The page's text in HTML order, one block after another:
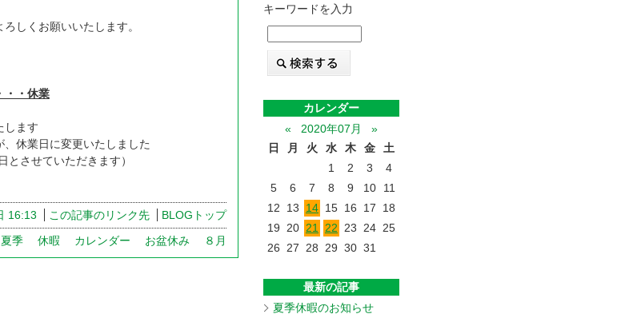
しくお願いいたします。
・・休業
します
休業日に変更いたしました
とさせていただきます）
16:13 この記事のリンク先
BLOGトップ
夏季 休暇 カレンダー お盆休み ８月
キーワードを入力
カレンダー
«
2020年07月
»
日
月 火 水 木 金
土
1
2 3
4
5
6 7 8 9 10
11
12
13 14 15 16 17
18
19
20 21 22 23 24 25
26
27 28 29 30 31
最新の記事
夏季休暇のお知らせ